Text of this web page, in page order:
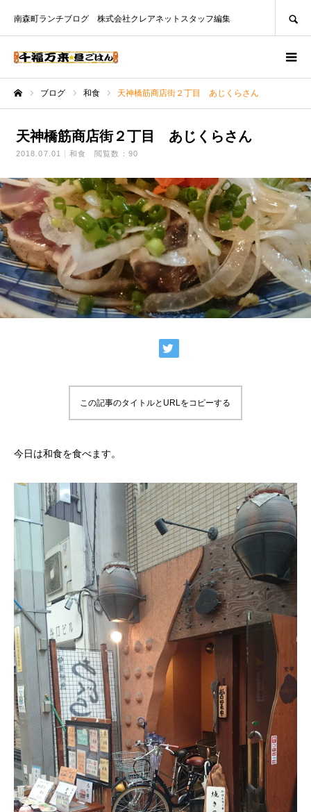
南森町ランチブログ 株式会社クレアネットスタッフ編集
ブログ 和食 天神橋筋商店街２丁目 あじくらさん
天神橋筋商店街２丁目 あじくらさん
2018.07.01 和食 閲覧数：90
この記事のタイトルとURLをコピーする
今日は和食を食べます。